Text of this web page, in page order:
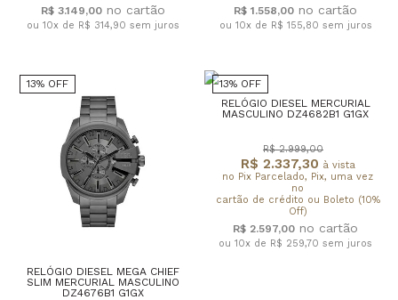
R$ 3.149,00
ou 10x de R$ 314,90 sem juros
R$ 1.558,00
ou 10x de R$ 155,80 sem juros
13% OFF
RELÓGIO DIESEL MEGA CHIEF
SLIM MERCURIAL MASCULINO
DZ4676B1 G1GX
13% OFF
RELÓGIO DIESEL MERCURIAL
MASCULINO DZ4682B1 G1GX
R$ 2.337,30 à vista
no Pix Parcelado, Pix, uma vez
no
cartão de crédito ou Boleto (10%
Off)
R$ 2.999,00
R$ 2.597,00
ou 10x de R$ 259,70 sem juros